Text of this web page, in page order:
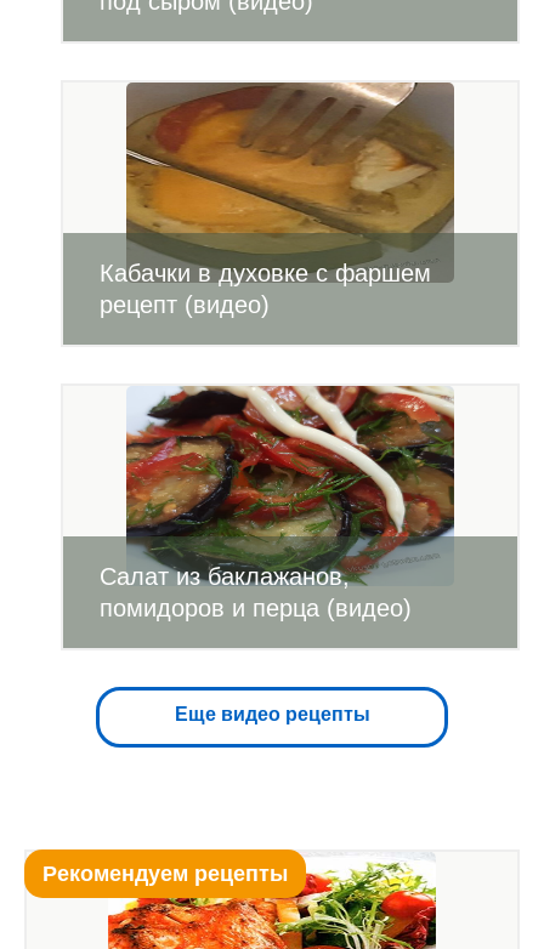
Кабачки в духовке с фаршем
рецепт (видео)
Салат из баклажанов,
помидоров и перца (видео)
Еще видео рецепты
Рекомендуем рецепты